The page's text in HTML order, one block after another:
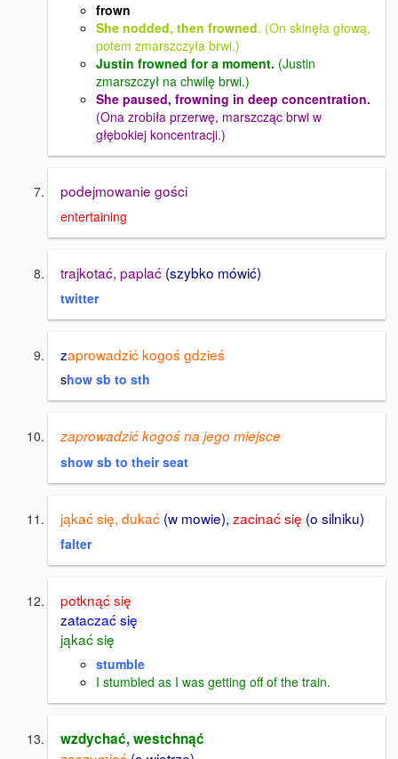
frown
She nodded, then frowned. (On skinęła głową,
potem zmarszczyła brwi.)
Justin frowned for a moment. (Justin
zmarszczył na chwilę brwi.)
She paused, frowning in deep concentration.
(Ona zrobiła przerwę, marszcząc brwi w
głębokiej koncentracji.)
podejmowanie gości
entertaining
trajkotać, paplać (szybko mówić)
twitter
zaprowadzić kogoś gdzieś
show sb to sth
zaprowadzić kogoś na jego miejsce
show sb to their seat
jąkać się, dukać (w mowie), zacinać się (o silniku)
falter
potknąć się
zataczać się
jąkać się
stumble
I stumbled as I was getting off of the train.
wzdychać, westchnąć